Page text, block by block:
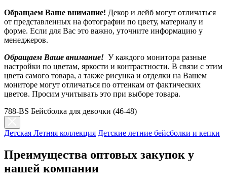
Обращаем Ваше внимание! Декор и лейб могут отличаться
от представленных на фотографии по цвету, материалу и
форме. Если для Вас это важно, уточните информацию у
менеджеров.
Обращаем Ваше внимание! У каждого монитора разные
настройки по цветам, яркости и контрастности. В связи с этим
цвета самого товара, а также рисунка и отделки на Вашем
мониторе могут отличаться по оттенкам от фактических
цветов. Просим учитывать это при выборе товара.
788-BS Бейсболка для девочки (46-48)
Детская Летняя коллекция Детские летние бейсболки и кепки
Преимущества оптовых закупок у
нашей компании